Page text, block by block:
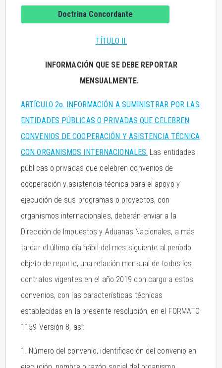
Doctrina Concordante
TÍTULO II.
INFORMACIÓN QUE SE DEBE REPORTAR
MENSUALMENTE.
ARTÍCULO 2o. INFORMACIÓN A SUMINISTRAR POR LAS
ENTIDADES PÚBLICAS O PRIVADAS QUE CELEBREN
CONVENIOS DE COOPERACIÓN Y ASISTENCIA TÉCNICA
CON ORGANISMOS INTERNACIONALES. Las entidades
públicas o privadas que celebren convenios de
cooperación y asistencia técnica para el apoyo y
ejecución de sus programas o proyectos, con
organismos internacionales, deberán enviar a la
Dirección de Impuestos y Aduanas Nacionales, a más
tardar el último día hábil del mes siguiente al período
objeto de reporte, una relación mensual de todos los
contratos vigentes en el año 2019 con cargo a estos
convenios, con las características técnicas
establecidas en la presente resolución, en el FORMATO
1159 Versión 8, así:
1. Número del convenio, identificación del convenio en